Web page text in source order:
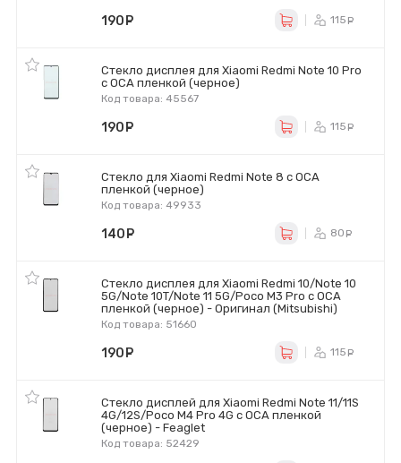
190 115
Стекло дисплея для Xiaomi Redmi Note 10 Pro
с OCA пленкой (черное)
Код товара: 45567
190 115
Стекло для Xiaomi Redmi Note 8 с OCA
пленкой (черное)
Код товара: 49933
140 80
Стекло дисплея для Xiaomi Redmi 10/Note 10
5G/Note 10T/Note 11 5G/Poco M3 Pro с OCA
пленкой (черное) - Оригинал (Mitsubishi)
Код товара: 51660
190 115
Стекло дисплей для Xiaomi Redmi Note 11/11S
4G/12S/Poco M4 Pro 4G с OCA пленкой
(черное) - Feaglet
Код товара: 52429